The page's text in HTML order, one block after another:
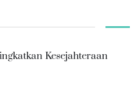
Kesejahteraan